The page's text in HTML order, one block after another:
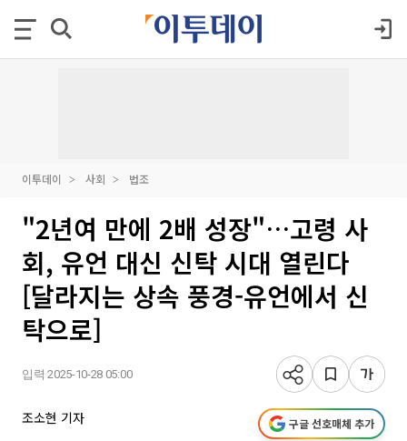
이투데이 사회 법조
"2년여 만에 2배 성장"…고령 사
회, 유언 대신 신탁 시대 열린다
[달라지는 상속 풍경-유언에서 신
탁으로]
입력 2025-10-28 05:00
조소현 기자 구글 선호매체 추가